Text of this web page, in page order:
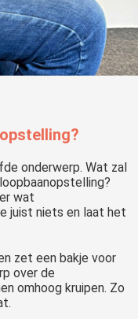
onderwerp. Wat zal
wat
juist niets en laat het
zet een bakje voor
over de
omhoog kruipen. Zo